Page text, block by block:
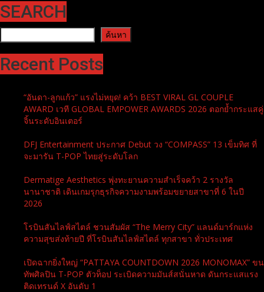
SEARCH
ค้นหา ค้นหา
Recent Posts
“อันดา-ลูกแก้ว” แรงไม่หยุด! คว้า BEST VIRAL GL COUPLE
AWARD เวที GLOBAL EMPOWER AWARDS 2026 ตอกย้ำกระแสคู่
จิ้นระดับอินเตอร์
DFJ Entertainment ประกาศ Debut วง “COMPASS” 13 เข็มทิศ ที่
จะมารัน T-POP ไทยสู่ระดับโลก
Dermatige Aesthetics พุ่งทะยานความสำเร็จคว้า 2 รางวัล
นานาชาติ เดินเกมรุกธุรกิจความงามพร้อมขยายสาขาที่ 6 ในปี
2026
โรบินสันไลฟ์สไตล์ ชวนสัมผัส “The Merry City” แลนด์มาร์กแห่ง
ความสุขส่งท้ายปี ที่โรบินสันไลฟ์สไตล์ ทุกสาขา ทั่วประเทศ
เปิดฉากยิ่งใหญ่ “PATTAYA COUNTDOWN 2026 MONOMAX” ขน
ทัพศิลปิน T-POP ตัวท็อป ระเบิดความมันส์สนั่นหาด ดันกระแสแรง
ติดเทรนด์ X อันดับ 1